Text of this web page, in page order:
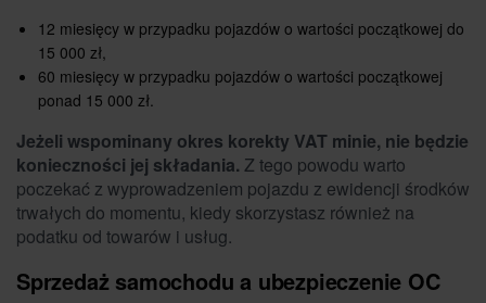
12 miesięcy w przypadku pojazdów o wartości początkowej do
15 000 zł,
60 miesięcy w przypadku pojazdów o wartości początkowej
ponad 15 000 zł.
Jeżeli wspominany okres korekty VAT minie, nie będzie
konieczności jej składania. Z tego powodu warto
poczekać z wyprowadzeniem pojazdu z ewidencji środków
trwałych do momentu, kiedy skorzystasz również na
podatku od towarów i usług.
Sprzedaż samochodu a ubezpieczenie OC